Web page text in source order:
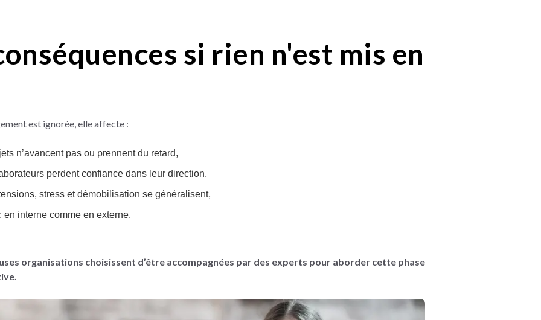
si rien n'est mis en
est ignorée, elle affecte :
n’avancent pas ou prennent du retard,
perdent confiance dans leur direction,
stress et démobilisation se généralisent,
en interne comme en externe.
organisations choisissent d’être accompagnées par des experts pour aborder cette phase